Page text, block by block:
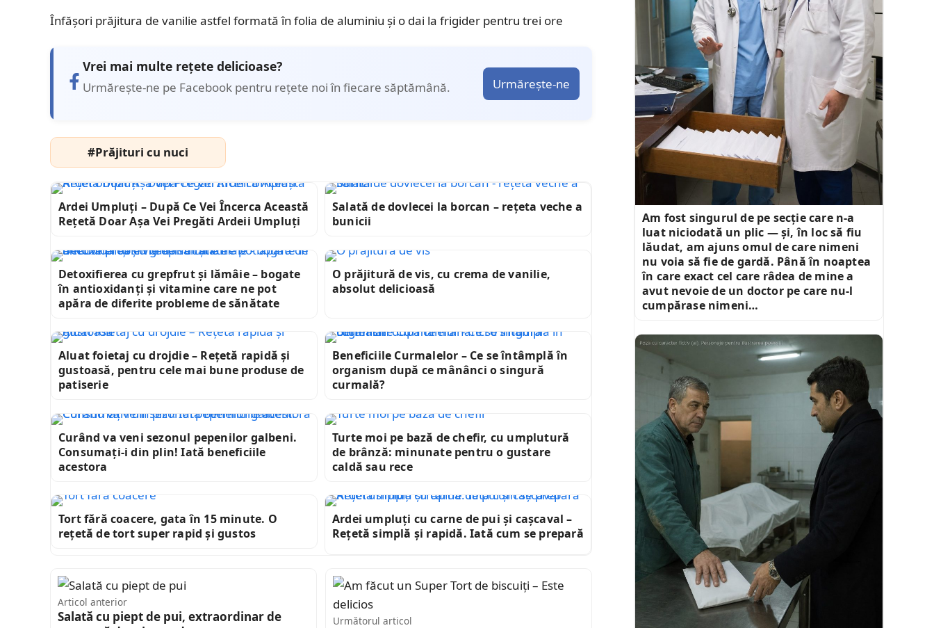
Înfăşori prăjitura de vanilie astfel formată în folia de aluminiu şi o dai la frigider pentru trei ore
Vrei mai multe rețete delicioase?
Urmărește-ne pe Facebook pentru rețete noi în fiecare săptămână. Urmărește-ne
#Prăjituri cu nuci
Ardei Umpluți – După Ce Vei Încerca Această
Rețetă Doar Așa Vei Pregăti Ardeii Umpluți
Salată de dovlecei la borcan – rețeta veche a
bunicii
Detoxifierea cu grepfrut și lămâie – bogate
în antioxidanți și vitamine care ne pot
apăra de diferite probleme de sănătate
O prăjitură de vis, cu crema de vanilie,
absolut delicioasă
Aluat foietaj cu drojdie – Rețetă rapidă și
gustoasă, pentru cele mai bune produse de
patiserie
Beneficiile Curmalelor – Ce se întâmplă în
organism după ce mânânci o singură
curmală?
Curând va veni sezonul pepenilor galbeni.
Consumați-i din plin! Iată beneficiile
acestora
Turte moi pe bază de chefir, cu umplutură
de brânză: minunate pentru o gustare
caldă sau rece
Tort fără coacere, gata în 15 minute. O
rețetă de tort super rapid și gustos
Ardei umpluți cu carne de pui și cașcaval –
Rețetă simplă și rapidă. Iată cum se prepară
Articol anterior
Salată cu piept de pui, extraordinar de
Următorul articol
Am fost singurul de pe secție care n-a
luat niciodată un plic — și, în loc să fiu
lăudat, am ajuns omul de care nimeni
nu voia să fie de gardă. Până în noaptea
în care exact cel care râdea de mine a
avut nevoie de un doctor pe care nu-l
cumpărase nimeni…